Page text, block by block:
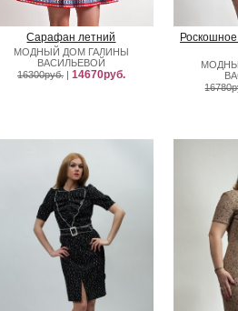
Сарафан летний
МОДНЫЙ ДОМ ГАЛИНЫ
ВАСИЛЬЕВОЙ
16300руб. | 14670руб.